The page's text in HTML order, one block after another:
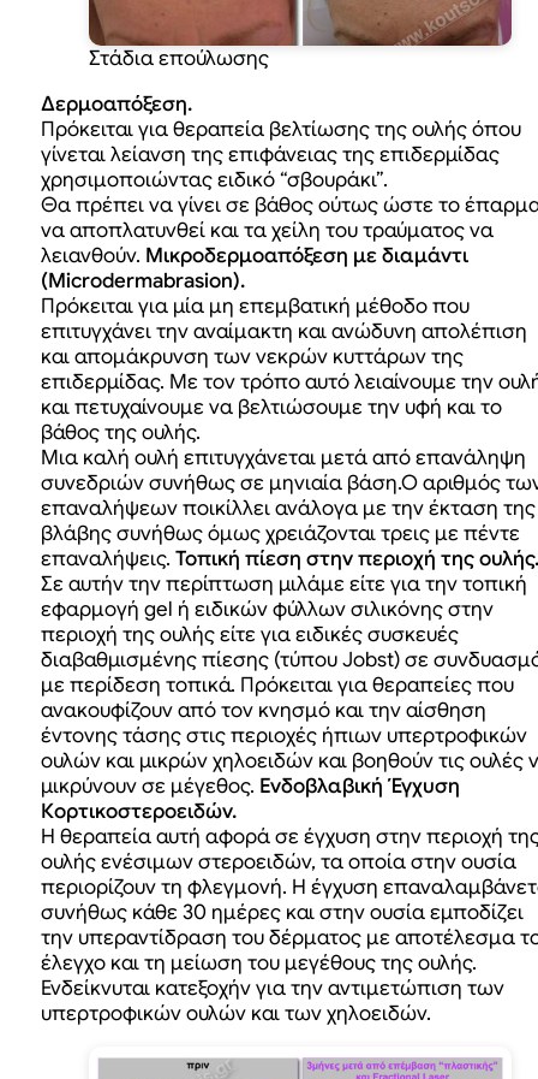
Στάδια επούλωσης
Δερμοαπόξεση.
Πρόκειται για θεραπεία βελτίωσης της ουλής όπου
γίνεται λείανση της επιφάνειας της επιδερμίδας
χρησιμοποιώντας ειδικό “σβουράκι”.
Θα πρέπει να γίνει σε βάθος ούτως ώστε το
να αποπλατυνθεί και τα χείλη του τραύματος να
λειανθούν. Μικροδερμοαπόξεση με διαμάντι
(Μicrodermabrasion).
Πρόκειται για μία μη επεμβατική μέθοδο που
επιτυγχάνει την αναίμακτη και ανώδυνη απολέπιση
και απομάκρυνση των νεκρών κυττάρων της
επιδερμίδας. Με τον τρόπο αυτό λειαίνουμε την
και πετυχαίνουμε να βελτιώσουμε την υφή και το
βάθος της ουλής.
Μια καλή ουλή επιτυγχάνεται μετά από επανάληψη
συνεδριών συνήθως σε μηνιαία βάση.Ο αριθμός
επαναλήψεων ποικίλλει ανάλογα με την έκταση της
βλάβης συνήθως όμως χρειάζονται τρεις με πέντε
επαναλήψεις. Τοπική πίεση στην περιοχή της ουλής.
Σε αυτήν την περίπτωση μιλάμε είτε για την τοπική
εφαρμογή gel ή ειδικών φύλλων σιλικόνης στην
περιοχή της ουλής είτε για ειδικές συσκευές
διαβαθμισμένης πίεσης (τύπου Jobst) σε
με περίδεση τοπικά. Πρόκειται για θεραπείες που
ανακουφίζουν από τον κνησμό και την αίσθηση
έντονης τάσης στις περιοχές ήπιων υπερτροφικών
ουλών και μικρών χηλοειδών και βοηθούν τις ουλές
μικρύνουν σε μέγεθος. Ενδοβλαβική Έγχυση
Κορτικοστεροειδών.
Η θεραπεία αυτή αφορά σε έγχυση στην περιοχή
ουλής ενέσιμων στεροειδών, τα οποία στην ουσία
περιορίζουν τη φλεγμονή. Η έγχυση
συνήθως κάθε 30 ημέρες και στην ουσία εμποδίζει
την υπεραντίδραση του δέρματος με αποτέλεσμα
έλεγχο και τη μείωση του μεγέθους της ουλής.
Ενδείκνυται κατεξοχήν για την αντιμετώπιση των
υπερτροφικών ουλών και των χηλοειδών.